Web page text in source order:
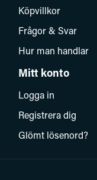
Köpvillkor
Frågor & Svar
Hur man handlar
Mitt konto
Logga in
Registrera dig
Glömt lösenord?